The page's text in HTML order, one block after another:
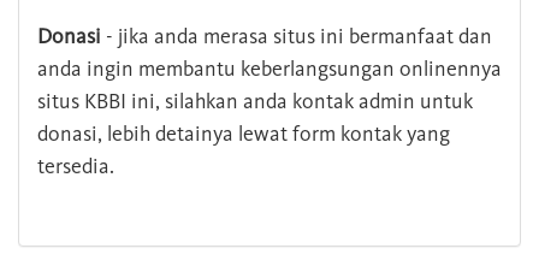
Donasi - jika anda merasa situs ini bermanfaat dan
anda ingin membantu keberlangsungan onlinennya
situs KBBI ini, silahkan anda kontak admin untuk
donasi, lebih detainya lewat form kontak yang
tersedia.